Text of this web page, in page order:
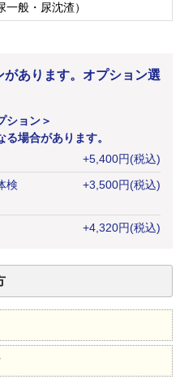
一般・尿沈渣）
があります。オプション選
ション＞
場合があります。
+5,400円(税込)
検
+3,500円(税込)
+4,320円(税込)